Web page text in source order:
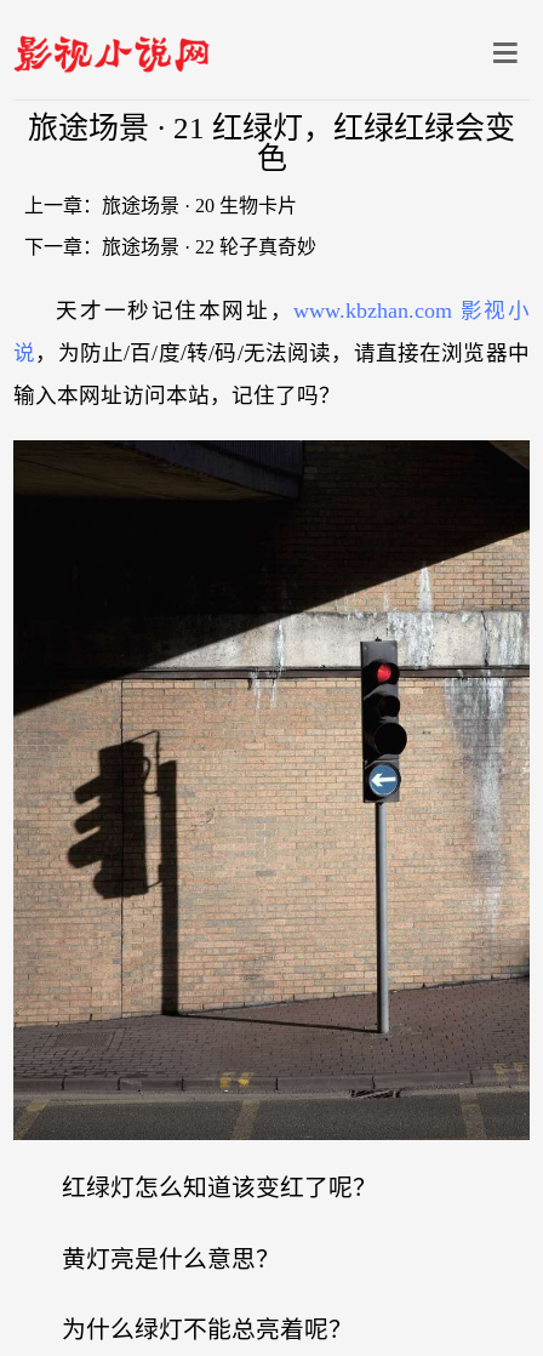
旅途场景 · 21 红绿灯，红绿红绿会变
色
上一章： 旅途场景 · 20 生物卡片
下一章： 旅途场景 · 22 轮子真奇妙
天才一秒记住本网址，www.kbzhan.com 影视小
说 ，为防止/百/度/转/码/无法阅读，请直接在浏览器中
输入本网址访问本站，记住了吗？
红绿灯怎么知道该变红了呢？
黄灯亮是什么意思？
为什么绿灯不能总亮着呢？